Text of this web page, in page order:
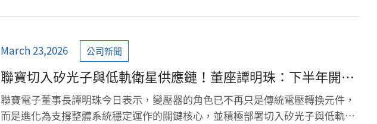
March 23,2026 公司新聞
聯寶切入矽光子與低軌衛星供應鏈！董座譚明珠：下半年開始
小量出貨
聯寶電子董事長譚明珠今日表示，變壓器的角色已不再只是傳統電壓轉換元件，
而是進化為支撐整體系統穩定運作的關鍵核心，並積極部署切入矽光子與低軌衛